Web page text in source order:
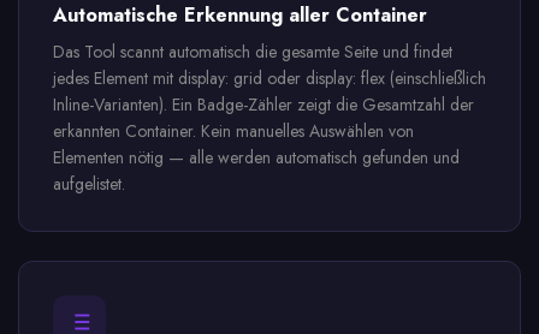
Automatische Erkennung aller Container
Das Tool scannt automatisch die gesamte Seite und findet
jedes Element mit display: grid oder display: flex (einschließlich
Inline-Varianten). Ein Badge-Zähler zeigt die Gesamtzahl der
erkannten Container. Kein manuelles Auswählen von
Elementen nötig — alle werden automatisch gefunden und
aufgelistet.